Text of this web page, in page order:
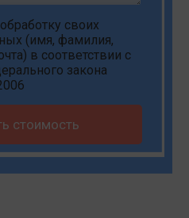
своих
(имя, фамилия,
в соответствии с
закона
стоимость